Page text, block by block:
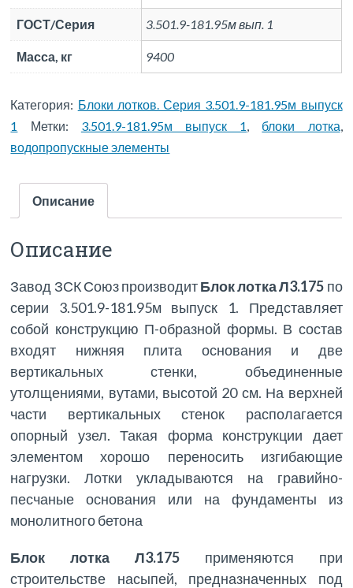
ГОСТ/Серия 3.501.9-181.95м вып. 1
Масса, кг 9400
Категория: Блоки лотков. Серия 3.501.9-181.95м выпуск
1
Метки: 3.501.9-181.95м выпуск 1 блоки лотка
водопропускные элементы
Описание
Описание
Завод ЗСК Союз производитБлок лотка Л3.175 по
серии 3.501.9-181.95м выпуск 1. Представляет
собой конструкцию П-образной формы. В состав
входят нижняя плита основания и две
вертикальных стенки, объединенные
утолщениями, вутами, высотой 20 см. На верхней
части вертикальных стенок располагается
опорный узел. Такая форма конструкции дает
элементом хорошо переносить изгибающие
нагрузки. Лотки укладываются на гравийно-
песчаные основания или на фундаменты из
монолитного бетона
Блок лотка Л3.175 применяются при
строительстве насыпей, предназначенных под